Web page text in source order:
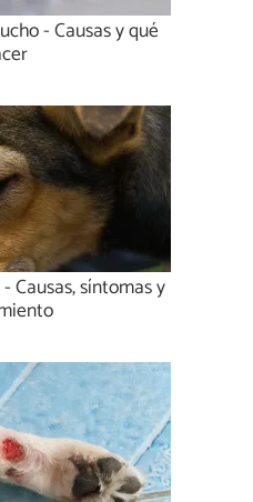
- Causas y qué
Causas, síntomas y